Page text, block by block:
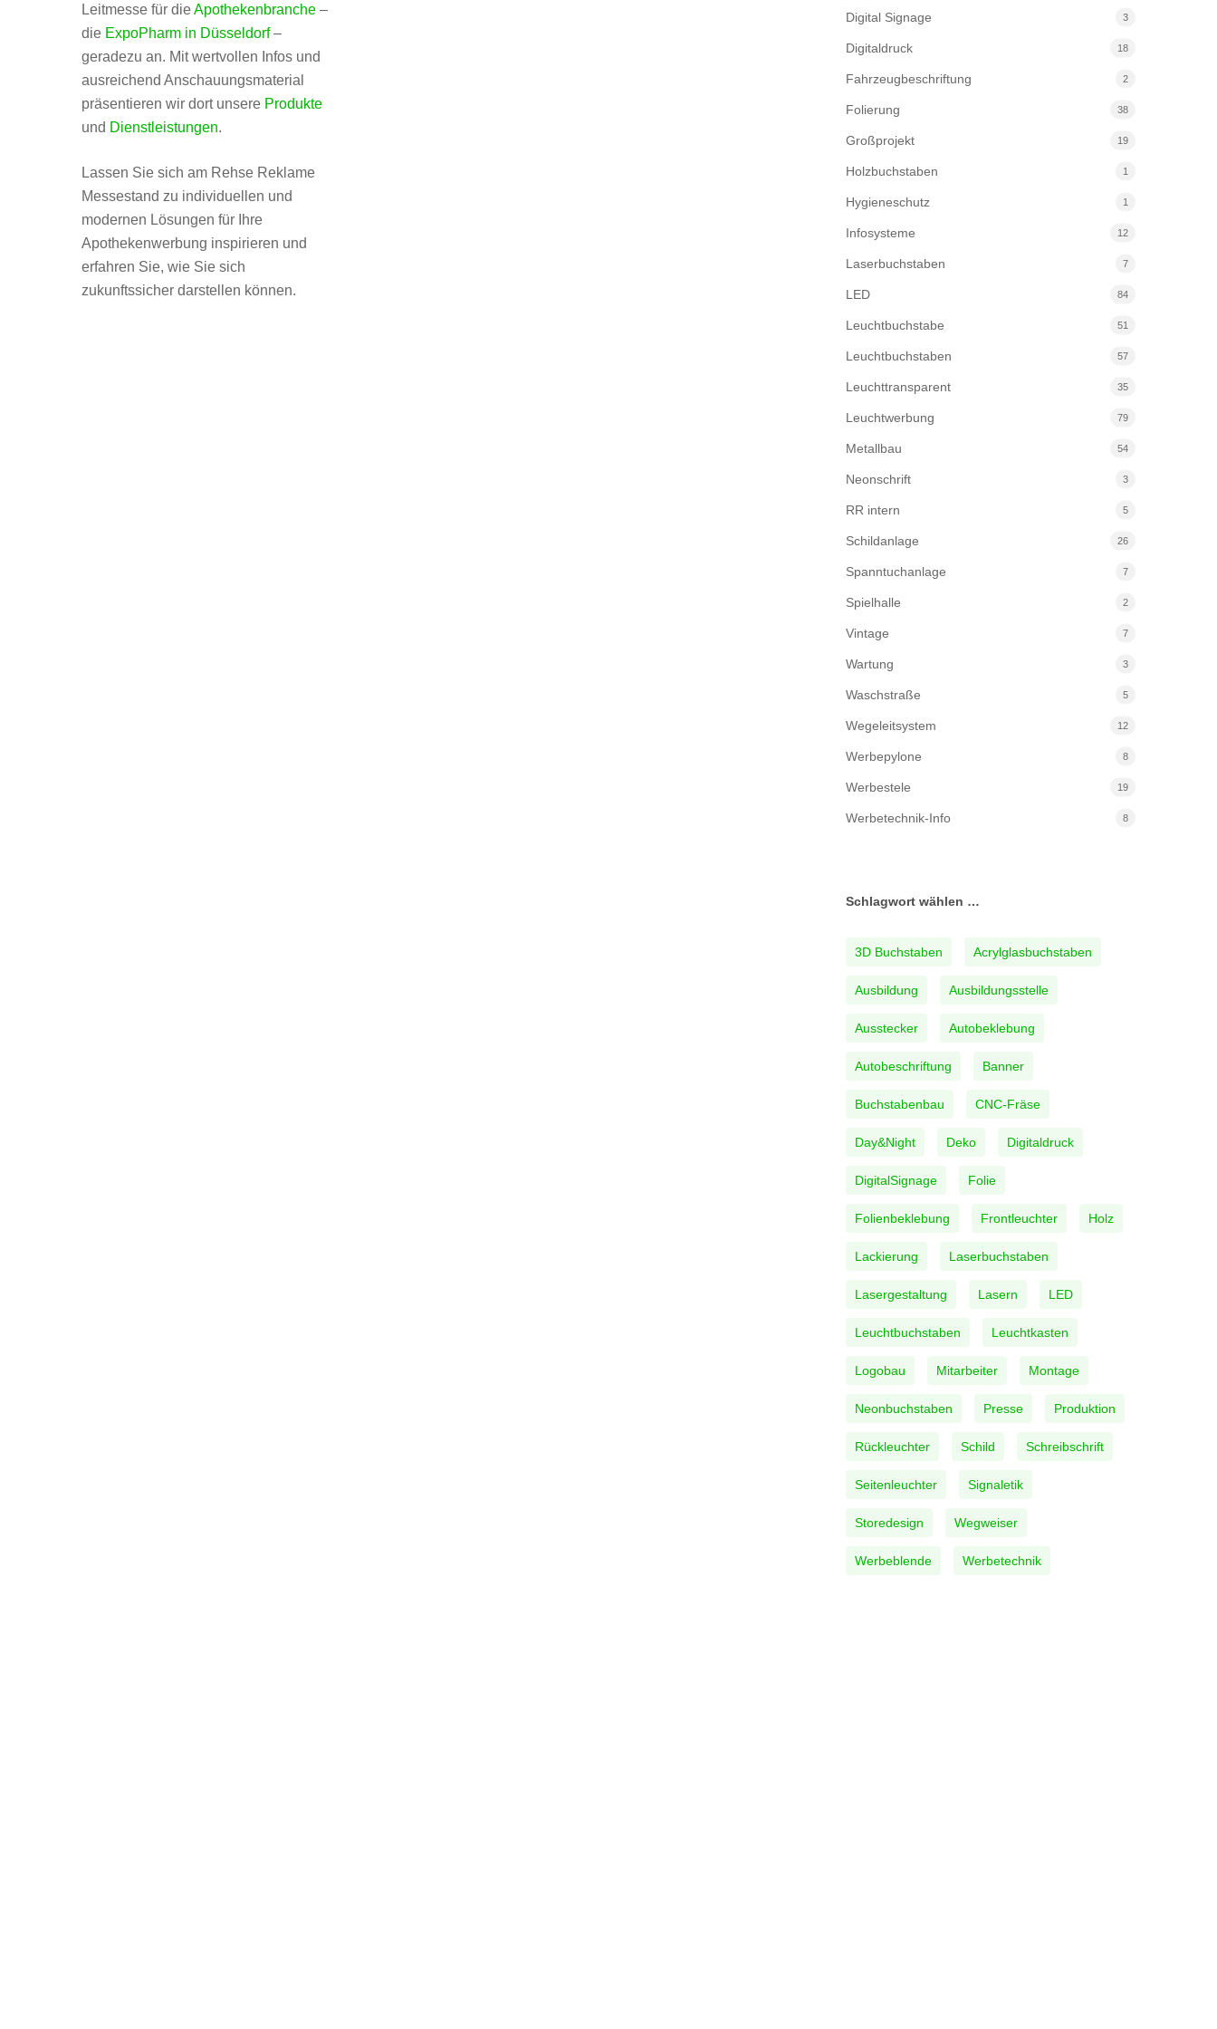
Leitmesse für dieApothekenbranche –
die ExpoPharm in Düsseldorf–
geradezu an. Mit wertvollen Infos und
ausreichend Anschauungsmaterial
präsentieren wir dort unsere Produkte
und Dienstleistungen.
Lassen Sie sich am Rehse Reklame
Messestand zu individuellen und
modernen Lösungen für Ihre
Apothekenwerbung inspirieren und
erfahren Sie, wie Sie sich
zukunftssicher darstellen können.
Digital Signage 3
Digitaldruck 18
Fahrzeugbeschriftung 2
Folierung 38
Großprojekt 19
Holzbuchstaben 1
Hygieneschutz 1
Infosysteme 12
Laserbuchstaben 7
LED 84
Leuchtbuchstabe 51
Leuchtbuchstaben 57
Leuchttransparent 35
Leuchtwerbung 79
Metallbau 54
Neonschrift 3
RR intern 5
Schildanlage 26
Spanntuchanlage 7
Spielhalle 2
Vintage 7
Wartung 3
Waschstraße 5
Wegeleitsystem 12
Werbepylone 8
Werbestele 19
Werbetechnik-Info 8
Schlagwort wählen …
3D Buchstaben Acrylglasbuchstaben
Ausbildung Ausbildungsstelle
Ausstecker Autobeklebung
Autobeschriftung Banner
Buchstabenbau CNC-Fräse
Day&Night Deko Digitaldruck
DigitalSignage Folie
Folienbeklebung Frontleuchter Holz
Lackierung Laserbuchstaben
Lasergestaltung Lasern LED
Leuchtbuchstaben Leuchtkasten
Logobau Mitarbeiter Montage
Neonbuchstaben Presse Produktion
Rückleuchter Schild Schreibschrift
Seitenleuchter Signaletik
Storedesign Wegweiser
Werbeblende Werbetechnik